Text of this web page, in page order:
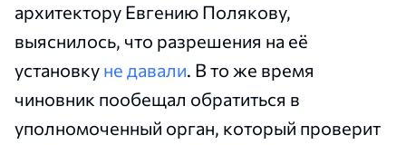
архитектору Евгению Полякову,
выяснилось, что разрешения на её
установку не давали. В то же время
чиновник пообещал обратиться в
уполномоченный орган, который проверит